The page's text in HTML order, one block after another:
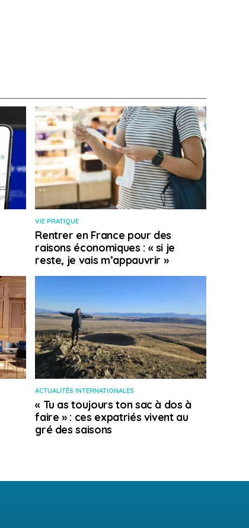
VIE PRATIQUE
Rentrer en France pour des
raisons économiques : « si je
reste, je vais m’appauvrir »
ACTUALITÉS INTERNATIONALES
« Tu as toujours ton sac à dos à
faire » : ces expatriés vivent au
gré des saisons